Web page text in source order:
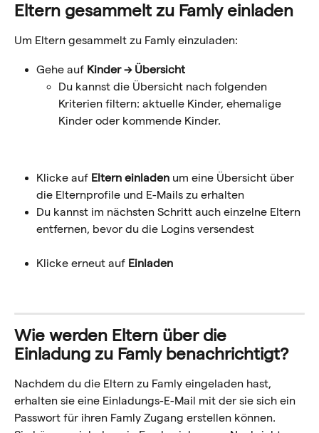
Eltern gesammelt zu Famly einladen
Um Eltern gesammelt zu Famly einzuladen:
Gehe auf Kinder → Übersicht
Du kannst die Übersicht nach folgenden
Kriterien filtern: aktuelle Kinder, ehemalige
Kinder oder kommende Kinder.
Klicke auf Eltern einladen um eine Übersicht über
die Elternprofile und E-Mails zu erhalten
Du kannst im nächsten Schritt auch einzelne Eltern
entfernen, bevor du die Logins versendest
Klicke erneut auf Einladen
Wie werden Eltern über die
Einladung zu Famly benachrichtigt?
Nachdem du die Eltern zu Famly eingeladen hast,
erhalten sie eine Einladungs-E-Mail mit der sie sich ein
Passwort für ihren Famly Zugang erstellen können.